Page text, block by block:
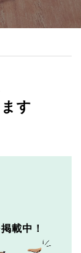
す
載中！